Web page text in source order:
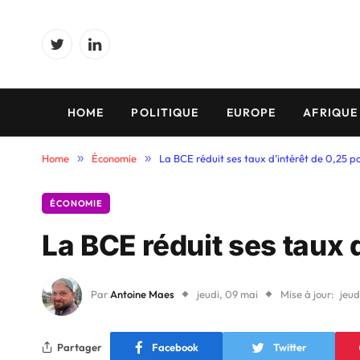
TwitterLinkedIn
HOME POLITIQUE EUROPE AFRIQUE
Home » Économie » La BCE réduit ses taux d’intérêt de 0,25
ÉCONOMIE
La BCE réduit ses
Par Antoine Maes jeudi, 09 mai Mise à jour:
Partager Facebook Twitter